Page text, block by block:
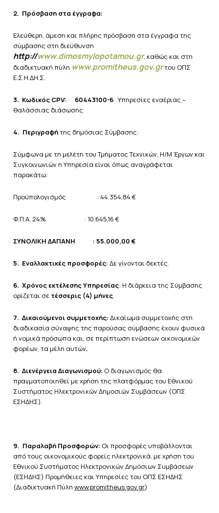
2. Πρόσβαση στα έγγραφα:
Ελεύθερη, άμεση και πλήρης πρόσβαση στα έγγραφα της
σύμβασης στη διεύθυνση
http://www.dimosmylopotamou.gr, καθώς και στη
διαδικτυακή πύλη www.promitheus.gov.grτου ΟΠΣ
Ε.Σ.Η.ΔΗ.Σ.
3. Κωδικός CPV: 60443100-6Υπηρεσίες εναέριας –
θαλάσσιας διάσωσης
4. Περιγραφήτης δημόσιας Σύμβασης:
Σύμφωνα με τη μελέτη του Τμήματος Τεχνικών, Η/Μ Έργων και
Συγκοινωνιών η Υπηρεσία είναι όπως αναγράφεται
παρακάτω:
Προϋπολογισμός : 44.354,84 €
Φ.Π.Α. 24% : 10.645,16 €
ΣΥΝΟΛΙΚΗ ΔΑΠΑΝΗ : 55.000,00 €
5. Εναλλακτικές προσφορές: Δε γίνονται δεκτές.
6. Χρόνος εκτέλεσης Υπηρεσίας: Η διάρκεια της Σύμβασης
ορίζεται σε τέσσερις (4) μήνες.
7. Δικαιούμενοι συμμετοχής: Δικαίωμα συμμετοχής στη
διαδικασία σύναψης της παρούσας σύμβασης έχουν φυσικά
ή νομικά πρόσωπα και, σε περίπτωση ενώσεων οικονομικών
φορέων, τα μέλη αυτών.
8. Διενέργεια Διαγωνισμού: Ο διαγωνισμός θα
πραγματοποιηθεί με χρήση της πλατφόρμας του Εθνικού
Συστήματος Ηλεκτρονικών Δημοσιών Συμβάσεων (ΟΠΣ
ΕΣΗΔΗΣ).
9. Παραλαβή Προσφορών: Οι προσφορές υποβάλλονται
από τους οικονομικούς φορείς ηλεκτρονικά, με χρήση του
Εθνικού Συστήματος Ηλεκτρονικών Δημόσιων Συμβάσεων
(ΕΣΗΔΗΣ) Προμήθειες και Υπηρεσίες του ΟΠΣ ΕΣΗΔΗΣ
(Διαδικτυακή Πύλη www.promitheus.gov.gr)